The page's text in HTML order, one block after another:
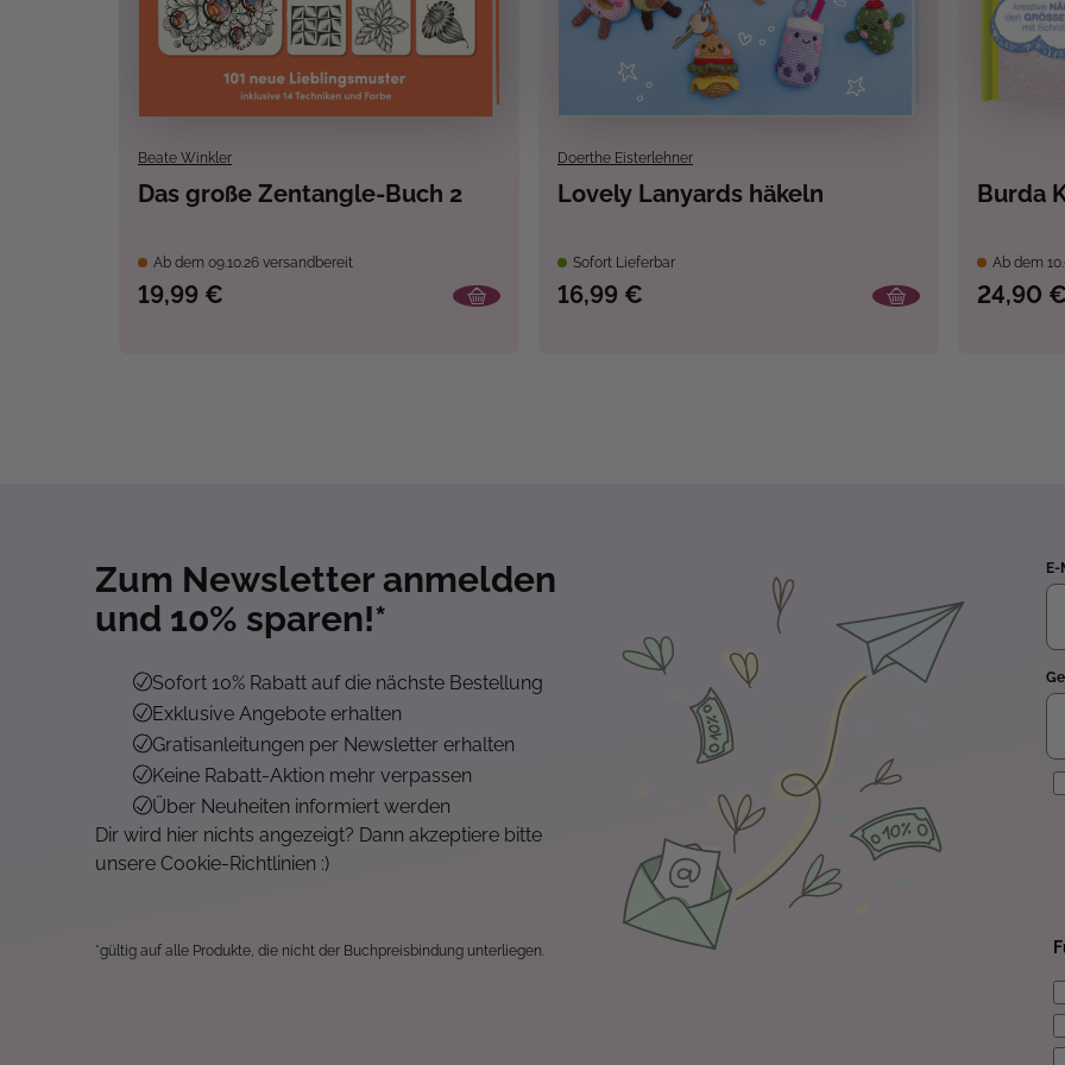
Beate Winkler
Das große Zentangle-Buch 2
Ab dem 09.10.26 versandbereit
19,99 €
Doerthe Eisterlehner
Lovely Lanyards häkeln
Sofort Lieferbar
16,99 €
Burda
Ab dem
24,90
Zum Newsletter anmelden
und 10% sparen!*
Sofort 10% Rabatt auf die nächste Bestellung
Exklusive Angebote erhalten
Gratisanleitungen per Newsletter erhalten
Keine Rabatt-Aktion mehr verpassen
Über Neuheiten informiert werden
Dir wird hier nichts angezeigt? Dann akzeptiere bitte
unsere Cookie-Richtlinien :)
*gültig auf alle Produkte, die nicht der Buchpreisbindung unterliegen.